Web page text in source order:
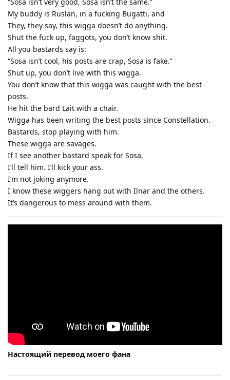
My buddy is Ruslan, in a fucking Bugatti, and
They, they say, this wigga doesn’t do anything.
Shut the fuck up, faggots, you don’t know shit.
All you bastards say is:
“Sosa isn’t cool, his posts are crap, Sosa is fake.”
Shut up, you don’t live with this wigga.
You don’t know that this wigga was caught with the best
posts.
He hit the bard Lait with a chair.
Wigga has been writing the best posts since Constellation.
Bastards, stop playing with him.
These wigga are savages.
If I see another bastard speak for Sosa,
I’ll tell him. I’ll kick your ass.
I’m not joking anymore.
I know these wiggers hang out with Ilnar and the others.
It’s dangerous to mess around with them.
Настоящий перевод моего фана